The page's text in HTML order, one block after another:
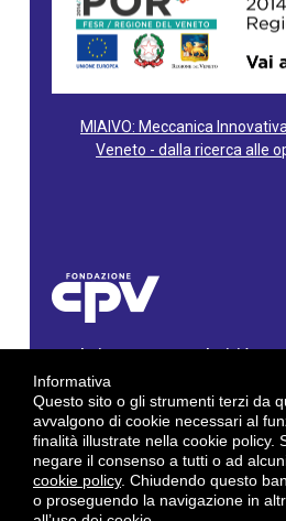
MIAIVO: Meccanica
Veneto - dalla ricerca alle
Via Gioacchino Rossini, 60 - 36100
Tel. 0444/960500 - Fax 0444/1932220
C.F. e P. IVA: 02429800242
E-mail:info@cpv.org
E-mail certificata PEC:
byGruppo 4 srl
Informativa
Questo sito o gli strumenti terzi da
avvalgono di cookie necessari al
finalità illustrate nella cookie policy.
negare il consenso a tutti o ad
cookie policy. Chiudendo questo
o proseguendo la navigazione in